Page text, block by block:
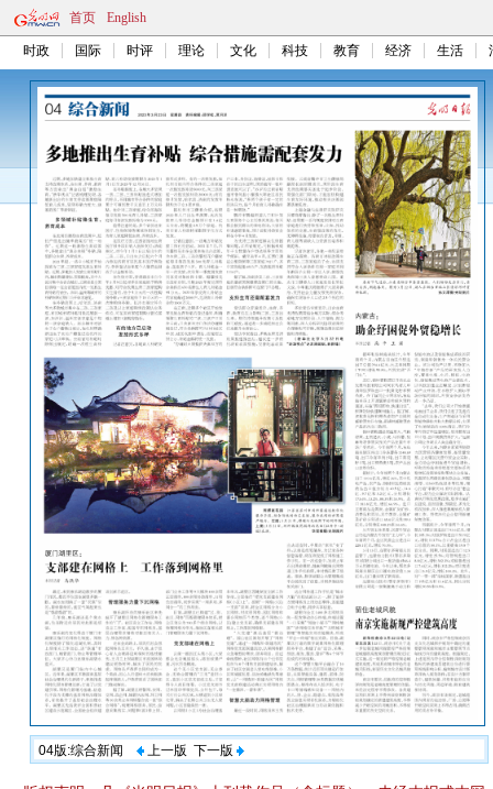
首页 English
时政 国际 时评 理论 文化 科技 教育 经济 生活
04版:综合新闻 上一版 下一版